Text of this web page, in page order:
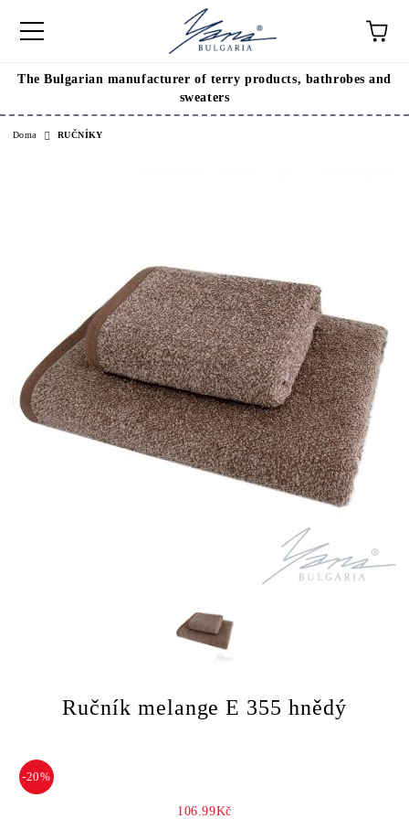
The Bulgarian manufacturer of terry products, bathrobes and
sweaters
Doma RUČNÍKY
Ručník melange E 355 hnědý
-20%
106.99Kč